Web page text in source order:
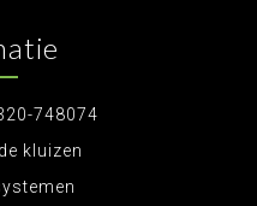
748074
kluizen